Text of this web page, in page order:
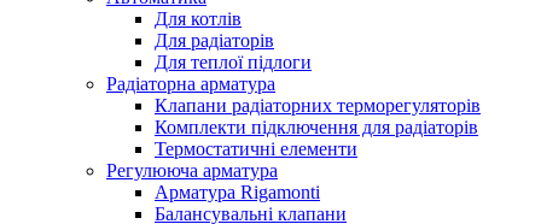
Для котлів
Для радіаторів
Для теплої підлоги
Радіаторна арматура
Клапани радіаторних терморегуляторів
Комплекти підключення для радіаторів
Термостатичні елементи
Регулююча арматура
Арматура Rigamonti
Балансувальні клапани